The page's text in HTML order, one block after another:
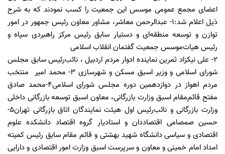
اعضای مجمع عمومی موسس این جمعیت را کسب نمودند که به شرح
ذیل اعلام شد:۱- عبدالرحمن معاشر، مشاور معاون رئیس جمهور در امور
توازن و توسعه منطقه‌ای و دستیار سابق رئیس مرکز راهبردی سپاه و
رئیس هیات‌موسس جمعیت گفتمان انقلاب اسلامی
۲- علی نیکزاد ثمرین نماینده ادوار مردم اردبیل ، نائب‌رئیس سابق مجلس
شورای اسلامی و وزیر اسبق مسکن و شهرسازی ۳- محمد امیر منتخب
مردم اهواز در دوازدهمین دوره مجلس شورای اسلامی۴-محمد صادق
مفتح قائم‌مقام اسبق وزارت بازرگانی، معاون اسبق توسعه بازرگانی داخلی
وزارت بازرگانی و نائب‌رئیس اول هیئت نمایندگان اتاق بازرگانی تهران۵-
حسین صمصامی اقتصاددان و استادیار گروه اقتصاد دانشکده علوم
اقتصادی و سیاسی دانشگاه شهید بهشتی و قائم مقام سابق رئیس کمیته
امداد امام خمینی و معاون و سرپرست اسبق وزارت امور اقتصادی و دارایی